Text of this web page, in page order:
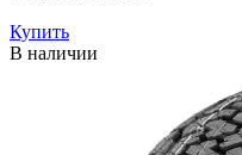
Купить
В наличии